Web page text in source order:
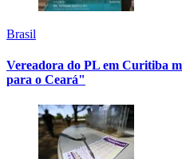
Brasil
Vereadora do PL em Curitiba
para o Ceará"